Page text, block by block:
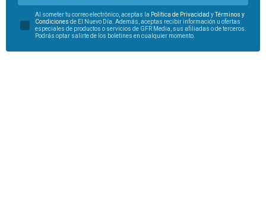
Al someter tu correo electrónico, aceptas la Política de Privacidad y
Términos y
Condiciones de El Nuevo Día. Además, aceptas recibir información u ofertas
especiales de productos o servicios de GFR Media, sus afiliadas o de terceros.
Podrás optar salirte de los boletines en cualquier momento.